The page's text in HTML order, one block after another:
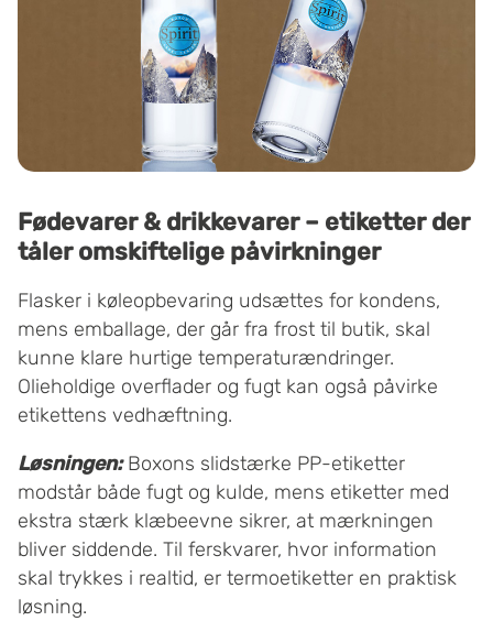
Fødevarer & drikkevarer – etiketter der
tåler omskiftelige påvirkninger
Flasker i køleopbevaring udsættes for kondens,
mens emballage, der går fra frost til butik, skal
kunne klare hurtige temperaturændringer.
Olieholdige overflader og fugt kan også påvirke
etikettens vedhæftning.
Løsningen:Boxons slidstærke PP-etiketter
modstår både fugt og kulde, mens etiketter med
ekstra stærk klæbeevne sikrer, at mærkningen
bliver siddende. Til ferskvarer, hvor information
skal trykkes i realtid, er termoetiketter en praktisk
løsning.